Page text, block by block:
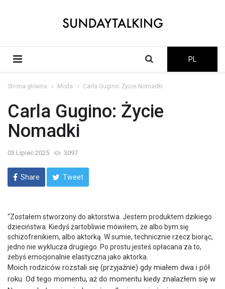
PL
Strona główna Moda Carla Gugino: Życie Nomadki
Carla Gugino: Życie
Nomadki
03 Lipiec 2025 3097
Share Tweet
“Zostałem stworzony do aktorstwa. Jestem produktem dzikiego
dzieciństwa. Kiedyś żartobliwie mówiłem, że albo bym się
schizofrenikiem, albo aktorką. W sumie, technicznie rzecz biorąc,
jedno nie wyklucza drugiego. Po prostu jesteś opłacana za to,
żebyś emocjonalnie elastyczna jako aktorka.
Moich rodziców rozstali się (przyjaźnie) gdy miałem dwa i pół
roku. Od tego momentu, aż do momentu kiedy znalazłem się w